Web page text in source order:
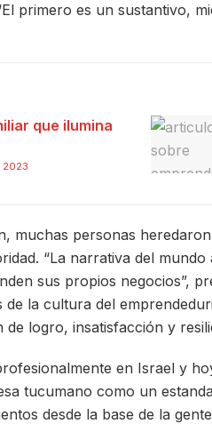
primero es un sustantivo,
que ilumina
2023
muchas personas
“La narrativa del
sus propios negocios”,
la cultura del
logro, insatisfacción y
en Israel y
tucumano como un
desde la base de la